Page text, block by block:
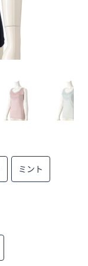
ミント